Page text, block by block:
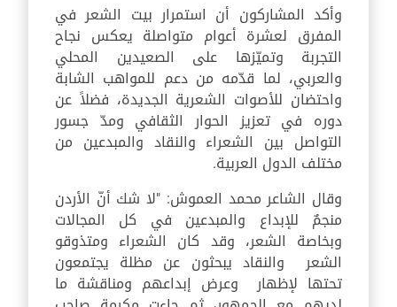
وأكد المشاركون أن استمرار بيت الشعر في
المفرق لعشرة أعوام متواصلة يعكس نجاح
التجربة وتميّزها على الصعيدين المحلي
والعربي، لما قدّمه من دعم للمواهب الشابة
واحتضان للأصوات الشعرية الجديدة، فضلاً عن
دوره في تعزيز الحوار الثقافي ومدّ جسور
التواصل بين الشعراء والنقاد والمبدعين من
مختلف الدول العربية.
وقال الشاعر محمد العموش: "لا شك أنّ الأردن
منجمٌ للإبداع والمبدعين في كل المجالات
وبخاصة الشعر، وقد كان الشعراء ومتذوقو
الشعر والنقاد يبحثون عن مظلة يجتمعون
تحتها لإظهار وعرض إبداعهم ومناقشة ما